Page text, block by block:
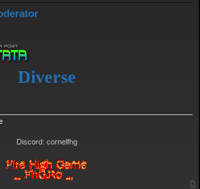
Diverse
Discord: cornelfhg